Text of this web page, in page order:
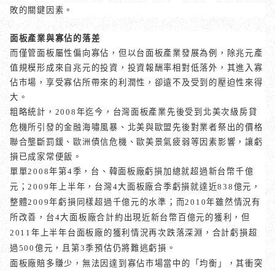
敗的關鍵因素。
面板產業與寡佔的落差
而僅管面板屬性偏向寡佔，但以台面板產業發展為例，除兆元產
值規模形成來自兆元的投資，投資報酬率相對低落外，其進入寡
佔市場，享受寡佔所帶來的利潤性，卻遠不及受到的壓迫性來得
大。
粗略統計， 2008 年迄今，台灣面板產業先後受到北美次級房貸
危機所引發的金融海嘯風暴、北美與歐盟先後對業者祭出的價格
聯合壟斷罰鍰、歐洲債信危機、歐美景氣疲弱等因素影響，讓虧
損已成家常便飯。
單單2008年第4季，台、韓面板廠虧損加總就超過新台幣千億
元；2009年上半年，台灣4大面板廠合季虧損就達近838 億元，
整體2009年虧損同樣超過千億元的水準；而2010年雖然情況有
所改善，台4大面板廠合計約出現近新台幣百億元的獲利，但
2011 年上半年台面板廠的獲利情況再次跌落深淵，合計虧損超
過500 億元，且第3季預估仍將難逃虧損。
面板廠賠多賺少，無法因達到寡佔市場當中的「均衡」，其衝突